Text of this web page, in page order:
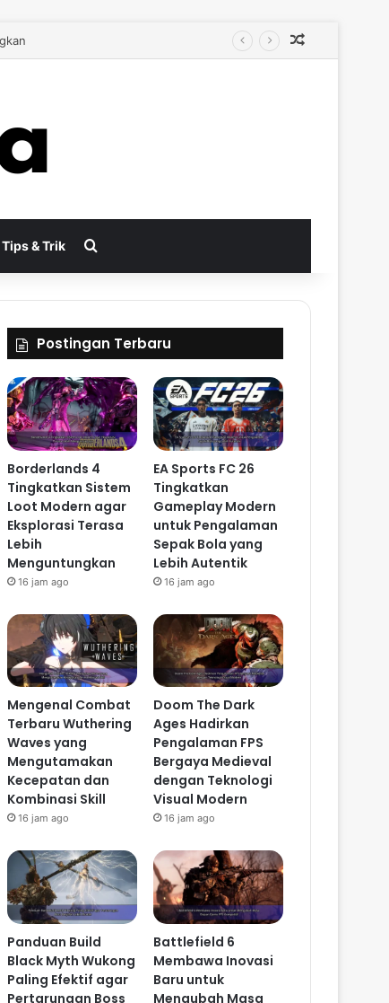
Autentik
Tips & Trik
Postingan Terbaru
Borderlands 4
Tingkatkan Sistem
Loot Modern agar
Eksplorasi Terasa
Lebih
Menguntungkan
16 jam ago
EA Sports FC 26
Tingkatkan
Gameplay Modern
untuk Pengalaman
Sepak Bola yang
Lebih Autentik
16 jam ago
Mengenal Combat
Terbaru Wuthering
Waves yang
Mengutamakan
Kecepatan dan
Kombinasi Skill
16 jam ago
Doom The Dark
Ages Hadirkan
Pengalaman FPS
Bergaya Medieval
dengan Teknologi
Visual Modern
16 jam ago
Panduan Build
Black Myth Wukong
Paling Efektif agar
Pertarungan Boss
Battlefield 6
Membawa Inovasi
Baru untuk
Mengubah Masa